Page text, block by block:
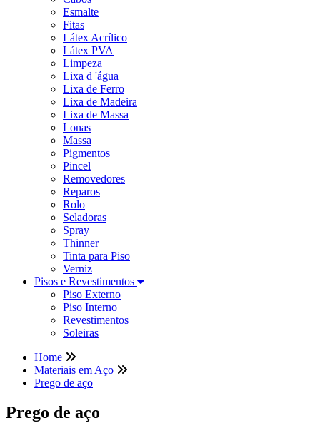
Esmalte
Fitas
Látex Acrílico
Látex PVA
Limpeza
Lixa d 'água
Lixa de Ferro
Lixa de Madeira
Lixa de Massa
Lonas
Massa
Pigmentos
Pincel
Removedores
Reparos
Rolo
Seladoras
Spray
Thinner
Tinta para Piso
Verniz
Pisos e Revestimentos
Piso Externo
Piso Interno
Revestimentos
Soleiras
Home
Materiais em Aço
Prego de aço
Prego de aço